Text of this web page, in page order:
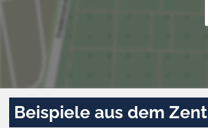
Beispiele aus dem